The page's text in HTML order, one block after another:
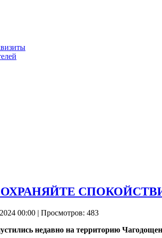
00:00 | Просмотров: 483
недавно на территорию